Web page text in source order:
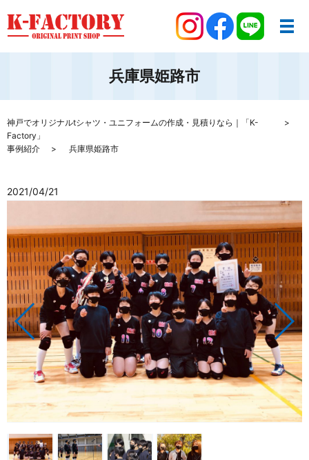
兵庫県姫路市
神戸でオリジナルtシャツ・ユニフォームの作成・見積りなら｜「K-
Factory」
事例紹介
兵庫県姫路市
2021/04/21